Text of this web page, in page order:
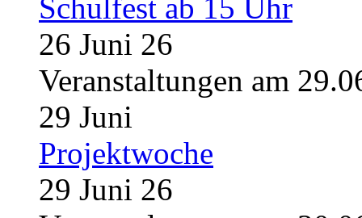
Schulfest ab 15 Uhr
26 Juni 26
Veranstaltungen am
29 Juni
Projektwoche
29 Juni 26